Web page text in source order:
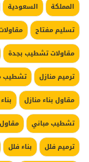
المملكة
السعودية
تسليم مفتاح
مقاولات تشطيب بجدة
ترميم منازل
تشطيب
مقاول بناء منازل
تشطيب مباني
ترميم فلل
بناء فلل